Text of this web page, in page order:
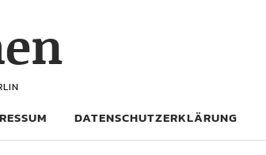
DATENSCHUTZERKLÄRUNG